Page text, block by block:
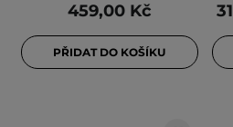
459,00 Kč
PŘIDAT DO KOŠÍKU